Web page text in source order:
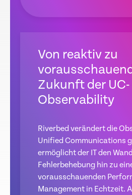
Von reaktiv zu
Zukunft der UC-
Observability
Riverbed verändert die
Unified Communications
ermöglicht der IT den
Fehlerbehebung hin zu
vorausschauenden
Management in Echtzeit.